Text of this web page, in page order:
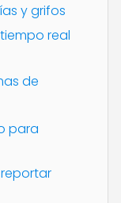
y grifos
real
de
para